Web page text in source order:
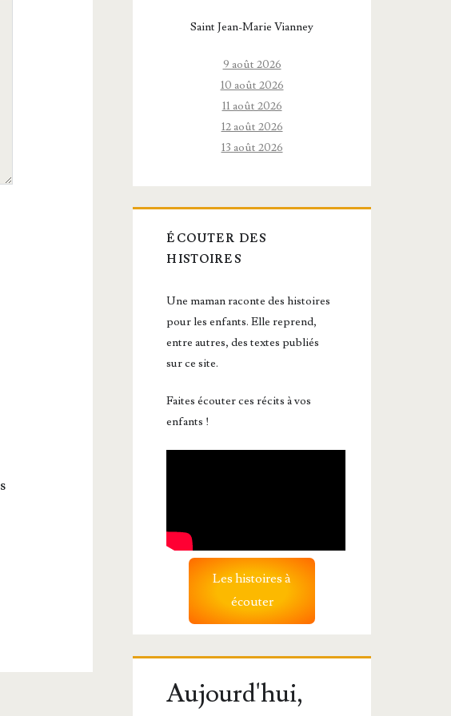
Saint Jean-Marie Vianney
9 août 2026
10 août 2026
11 août 2026
12 août 2026
13 août 2026
ÉCOUTER DES
HISTOIRES
Une maman raconte des histoires
pour les enfants. Elle reprend,
entre autres, des textes publiés
sur ce site.
Faites écouter ces récits à vos
enfants !
Les histoires à
écouter
Aujourd'hui,